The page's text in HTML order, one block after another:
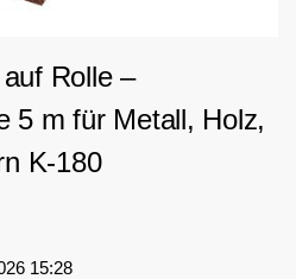
Rolle –
5 m für Metall, Holz,
K-180
15:28